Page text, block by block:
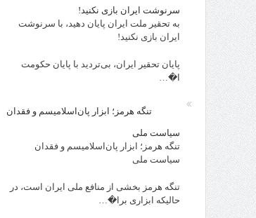
سرنوشت ایران بازی نکنید!
به تحقیر ملت ایران پایان دهید، با سرنوشت
ایران بازی نکنید!
پایان تحقیر ایران، بی‌تردید با پایان حکومت
ا�…
تنگه هرمز؛ ابزار پان‌اسلامیسم و فقدان
سیاست ملی
تنگه هرمز؛ ابزار پان‌اسلامیسم و فقدان
سیاست ملی
تنگه هرمز بخشی از منافع ملی ایران است، در
حالیکه ابزاری برا�…